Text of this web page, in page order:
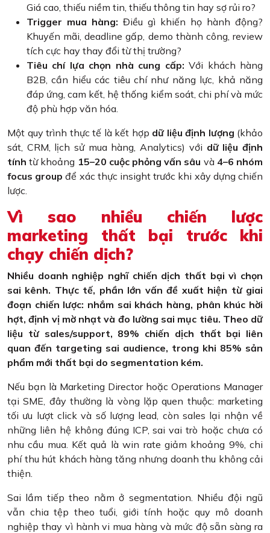
Giá cao, thiếu niềm tin, thiếu thông tin hay sợ rủi ro?
Trigger mua hàng: Điều gì khiến họ hành động?
Khuyến mãi, deadline gấp, demo thành công, review
tích cực hay thay đổi từ thị trường?
Tiêu chí lựa chọn nhà cung cấp: Với khách hàng
B2B, cần hiểu các tiêu chí như năng lực, khả năng
đáp ứng, cam kết, hệ thống kiểm soát, chi phí và mức
độ phù hợp văn hóa.
Một quy trình thực tế là kết hợp dữ liệu định lượng (khảo
sát, CRM, lịch sử mua hàng, Analytics) với dữ liệu định
tính từ khoảng 15–20 cuộc phỏng vấn sâu và 4–6 nhóm
focus group để xác thực insight trước khi xây dựng chiến
lược.
Vì sao nhiều chiến lược
marketing thất bại trước khi
chạy chiến dịch?
Nhiều doanh nghiệp nghĩ chiến dịch thất bại vì chọn
sai kênh. Thực tế, phần lớn vấn đề xuất hiện từ giai
đoạn chiến lược: nhắm sai khách hàng, phân khúc hời
hợt, định vị mờ nhạt và đo lường sai mục tiêu. Theo dữ
liệu từ sales/support, 89% chiến dịch thất bại liên
quan đến targeting sai audience, trong khi 85% sản
phẩm mới thất bại do segmentation kém.
Nếu bạn là Marketing Director hoặc Operations Manager
tại SME, đây thường là vòng lặp quen thuộc: marketing
tối ưu lượt click và số lượng lead, còn sales lại nhận về
những liên hệ không đúng ICP, sai vai trò hoặc chưa có
nhu cầu mua. Kết quả là win rate giảm khoảng 9%, chi
phí thu hút khách hàng tăng nhưng doanh thu không cải
thiện.
Sai lầm tiếp theo nằm ở segmentation. Nhiều đội ngũ
vẫn chia tệp theo tuổi, giới tính hoặc quy mô doanh
nghiệp thay vì hành vi mua hàng và mức độ sẵn sàng ra